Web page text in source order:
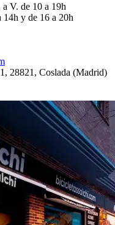
V. de 10 a 19h
14h y de 16 a 20h
28821, Coslada (Madrid)